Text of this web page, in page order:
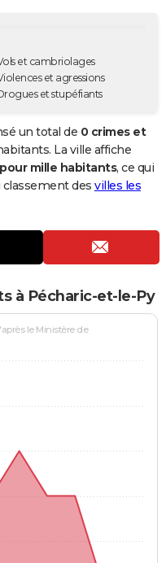
et cambriolages
et agressions
et stupéfiants
un total de 0 crimes et
La ville affiche
mille habitants, ce qui
classement des villes les
à Pécharic-et-le-Py
le Ministère de